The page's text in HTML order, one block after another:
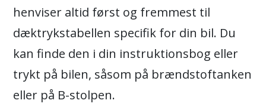
henviser altid først og fremmest til
dæktrykstabellen specifik for din bil. Du
kan finde den i din instruktionsbog eller
trykt på bilen, såsom på brændstoftanken
eller på B-stolpen.